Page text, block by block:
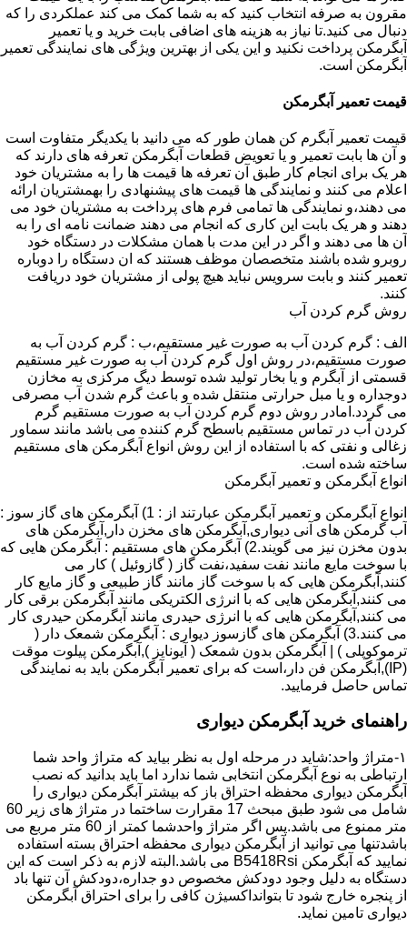
مقرون به صرفه انتخاب کنید که به شما کمک می کند عملکردی را که
دنبال می کنید.تا نیاز به هزینه های اضافی بابت خرید و یا تعمیر
آبگرمکن پرداخت نکنید و این یکی از بهترین ویژگی های نمایندگی تعمیر
آبگرمکن است.
قیمت تعمیر آبگرمکن
قیمت تعمیر آبگرم کن همان طور که می دانید با یکدیگر متفاوت است
و آن ها بابت تعمیر و یا تعویض قطعات آبگرمکن تعرفه های دارند که
هر یک برای انجام کار طبق آن تعرفه ها قیمت ها را به مشتریان خود
اعلام می کنند و نمایندگی ها قیمت های پیشنهادی را بهمشتریان ارائه
می دهند،و نمایندگی ها تمامی فرم های پرداخت به مشتریان خود می
دهند و هر یک بابت این کاری که انجام می دهند ضمانت نامه ای را به
آن ها می دهند و اگر در این مدت با همان مشکلات در دستگاه خود
روبرو شده باشند متخصصان موظف هستند که ان دستگاه را دوباره
تعمیر کنند و بابت سرویس نباید هیچ پولی از مشتریان خود دریافت
کنند.
روش گرم کردن آب
الف : گرم کردن آب به صورت غیر مستقیم،ب : گرم کردن آب به
صورت مستقیم،در روش اول گرم کردن آب به صورت غیر مستقیم
قسمتی از آبگرم و یا بخار تولید شده توسط دیگ مرکزی به مخازن
دوجداره و یا مبل حرارتی منتقل شده و باعث گرم شدن آب مصرفی
می گردد.امادر روش دوم گرم کردن آب به صورت مستقیم گرم
کردن آب در تماس مستقیم باسطح گرم کننده می باشد مانند سماور
زغالی و نفتی که با استفاده از این روش انواع آبگرمکن های مستقیم
ساخته شده است.
انواع آبگرمکن و تعمیر آبگرمکن
انواع آبگرمکن و تعمیر آبگرمکن عبارتند از : 1) آبگرمکن های گاز سوز :
آب گرمکن های آنی دیواری,آبگرمکن های مخزن دار,آبگرمکن های
بدون مخزن نیز می گویند.2) آبگرمکن های مستقیم : آبگرمکن هایی که
با سوخت مایع مانند نفت سفید،نفت گاز ( گازوئیل ) کار می
کنند,آبگرمکن هایی که با سوخت گاز مانند گاز طبیعی و گاز مایع کار
می کنند,آبگرمکن هایی که با انرژی الکتریکی مانند آبگرمکن برقی کار
می کنند,آبگرمکن هایی که با انرژی حیدری مانند آبگرمکن حیدری کار
می کنند.3) آبگرمکن های گازسوز دیواری : آبگرمکن شمعک دار (
ترموکوپلی ) | آبگرمکن بدون شمعک ( آیونایز ),آبگرمکن پیلوت موقت
(IP),آبگرمکن فن دار،است که برای تعمیر آبگرمکن باید به نمایندگی
تماس حاصل فرمایید.
راهنمای خرید آبگرمکن دیواری
۱-متراژ واحد:شاید در مرحله اول به نظر بیاید که متراژ واحد شما
ارتباطی به نوع آبگرمکن انتخابی شما ندارد اما باید بدانید که نصب
آبگرمکن دیواری محفظه احتراق باز که بیشتر آبگرمکن دیواری را
شامل می شود طبق مبحث 17 مقرارت ساختما در متراژ های زیر 60
متر ممنوع می باشد.پس اگر متراژ واحدشما کمتر از 60 متر مربع می
باشدتنها می توانید از آبگرمکن دیواری محفظه احتراق بسته استفاده
نمایید که آبگرمکن B5418Rsi می باشد.البته لازم به ذکر است که این
دستگاه به دلیل وجود دودکش مخصوص دو جداره،دودکش آن تنها باد
از پنجره خارج شود تا بتوانداکسیژن کافی را برای احتراق آبگرمکن
دیواری تامین نماید.